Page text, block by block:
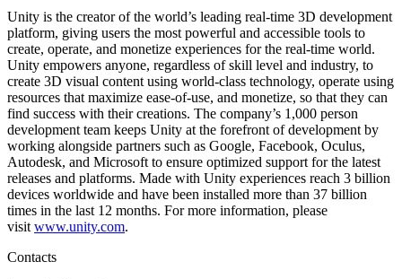
Unity is the creator of the world’s leading real-time 3D development
platform, giving users the most powerful and accessible tools to
create, operate, and monetize experiences for the real-time world.
Unity empowers anyone, regardless of skill level and industry, to
create 3D visual content using world-class technology, operate using
resources that maximize ease-of-use, and monetize, so that they can
find success with their creations. The company’s 1,000 person
development team keeps Unity at the forefront of development by
working alongside partners such as Google, Facebook, Oculus,
Autodesk, and Microsoft to ensure optimized support for the latest
releases and platforms. Made with Unity experiences reach 3 billion
devices worldwide and have been installed more than 37 billion
times in the last 12 months. For more information, please
visit www.unity.com.
Contacts